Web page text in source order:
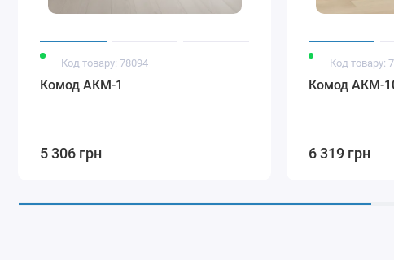
Код товару: 78094
Комод АКМ-1
5 306 грн
Код товару:
Комод АКМ-
6 319 грн